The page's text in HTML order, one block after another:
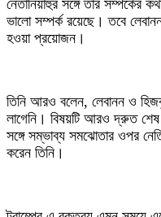
নেতানিয়াহুর সঙ্গে তাঁর সম্পর্কের
ভালো সম্পর্ক রয়েছে। তবে
হওয়া প্রয়োজন।
তিনি আরও বলেন, লেবানন ও
লাগেনি। বিষয়টি আরও দ্রুত শেষ
সঙ্গে সম্ভাব্য সমঝোতার ওপর
করেন তিনি।